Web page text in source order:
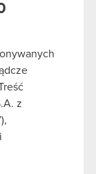
z